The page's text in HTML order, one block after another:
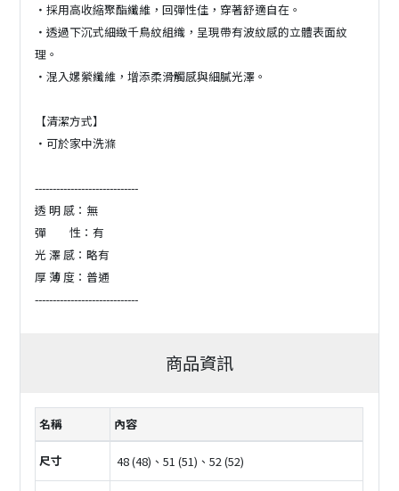
・採用高收縮聚酯纖維，回彈性佳，穿著舒適自在。
・透過下沉式細緻千鳥紋組織，呈現帶有波紋感的立體表面紋
理。
・混入嫘縈纖維，增添柔滑觸感與細膩光澤。
【清潔方式】
・可於家中洗滌
-----------------------------
透 明 感：無
彈 性：有
光 澤 感：略有
厚 薄 度：普通
-----------------------------
商品資訊
名稱 內容
尺寸 48 (48)、51 (51)、52 (52)